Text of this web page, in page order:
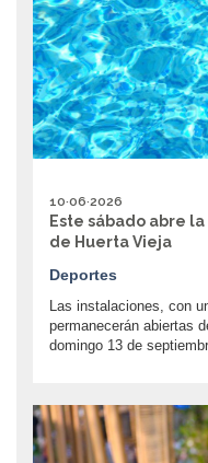
10·06·2026
Este sábado abre
de Huerta Vieja
Deportes
Las instalaciones, con
permanecerán abiertas
domingo 13 de